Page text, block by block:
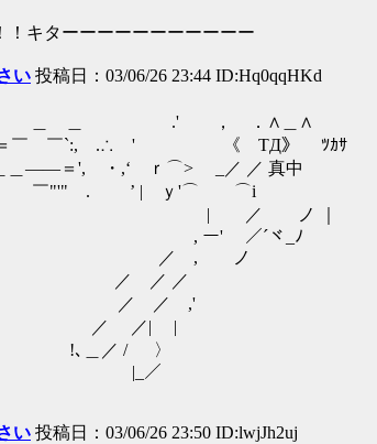
キターーーーーーーーーーー
い 投稿日：03/06/26 23:44 ID:Hq0qqHKd
．∧＿∧
.∴ ' 《 TД》 ﾂｶｻ
ｒ⌒> _／ ／ 真中
. ’ | ｙ'⌒ ⌒i
ノ ｜
' ／´ヾ_ﾉ
, ノ
／ ／
／ ,'
／| |
／ / 〉
|_／
い 投稿日：03/06/26 23:50 ID:lwjJh2uj